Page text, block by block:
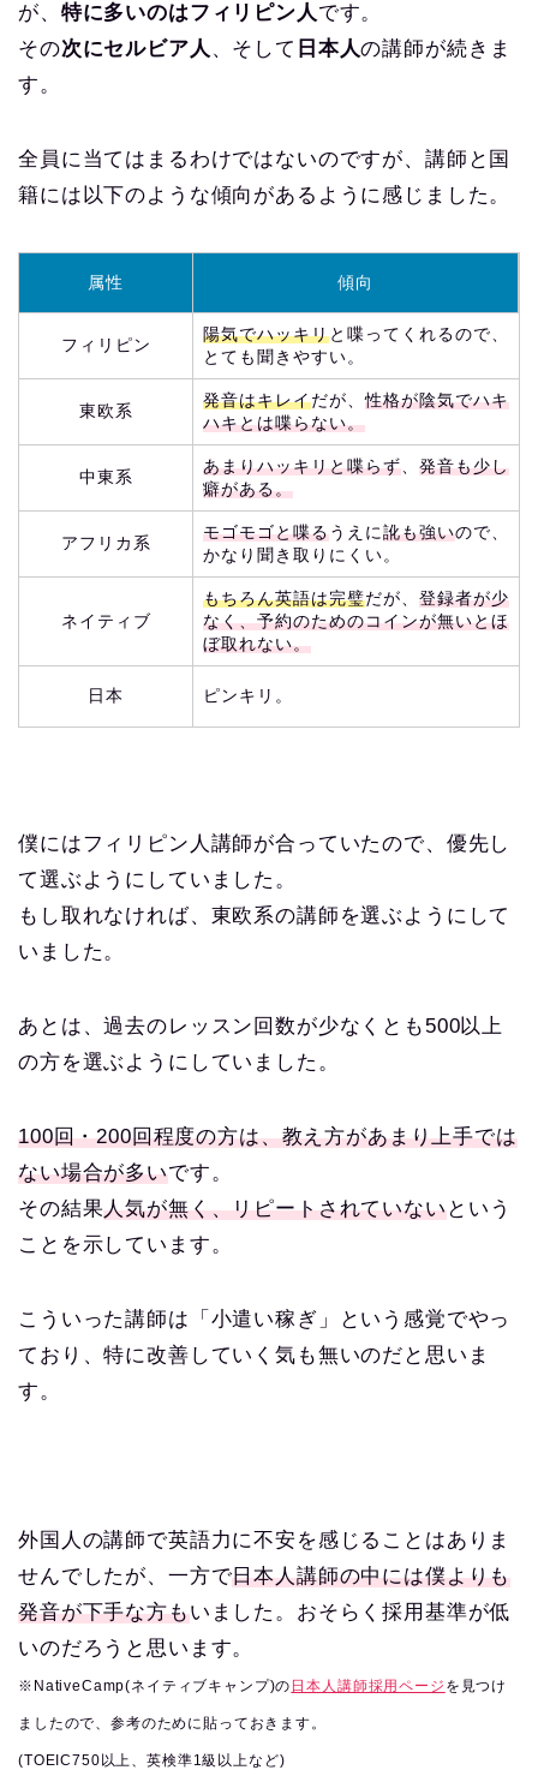
が、 特に多いのはフィリピン人 です。
その次にセルビア人 、そして 日本人の講師が続きま
す。
全員に当てはまるわけではないのですが、講師と国
籍には以下のような傾向があるように感じました。
属性 傾向
フィリピン
陽気でハッキリと喋ってくれるので、
とても聞きやすい。
東欧系
発音はキレイだが、性格が陰気でハキ
ハキとは喋らない。
中東系
あまりハッキリと喋らず
発音も少し
癖がある。
アフリカ系
モゴモゴと喋るうえに訛も強いので、
かなり聞き取りにくい。
ネイティブ
もちろん英語は完璧だが、 登録者が少
なく、予約のためのコインが無いとほ
ぼ取れない。
日本 ピンキリ。
僕にはフィリピン人講師が合っていたので、優先し
て選ぶようにしていました。
もし取れなければ、東欧系の講師を選ぶようにして
いました。
あとは、過去のレッスン回数が少なくとも500以上
の方を選ぶようにしていました。
100回・200回程度の方は、教え方があまり上手では
ない場合が多いです。
その結果人気が無く、リピートされていないという
ことを示しています。
こういった講師は「小遣い稼ぎ」という感覚でやっ
ており、特に改善していく気も無いのだと思いま
す。
外国人の講師で英語力に不安を感じることはありま
せんでしたが、一方で日本人講師の中には僕よりも
発音が下手な方もいました。おそらく採用基準が低
いのだろうと思います。
※NativeCamp(ネイティブキャンプ)の 日本人講師採用ページ を見つけ
ましたので、参考のために貼っておきます。
(TOEIC750以上、英検準1級以上など)